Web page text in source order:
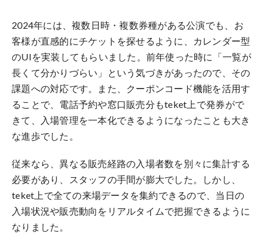
2024年には、複数日時・複数券種がある公演でも、お
客様が直感的にチケットを探せるように、カレンダー型
のUIを実装してもらいました。前年使った時に「一覧が
長くて分かりづらい」という気づきがあったので、その
課題への対応です。また、クーポンコード機能を活用す
ることで、電話予約や窓口販売分もteket上で発券がで
きて、入場管理を一本化できるようになったことも大き
な進歩でした。
従来なら、異なる販売経路の入場者数を別々に集計する
必要があり、スタッフの手間が膨大でした。しかし、
teket上で全ての来場データを集約できるので、当日の
入場状況や販売動向をリアルタイムで把握できるように
なりました。